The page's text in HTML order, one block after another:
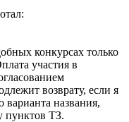
конкурсах только
участия в
возврату, если я
варианта названия,
пунктов ТЗ.